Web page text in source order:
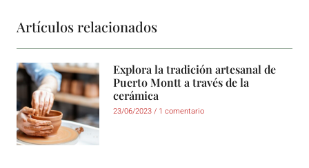
Artículos relacionados
Explora la tradición artesanal de
Puerto Montt a través de la
cerámica
23/06/2023 1 comentario